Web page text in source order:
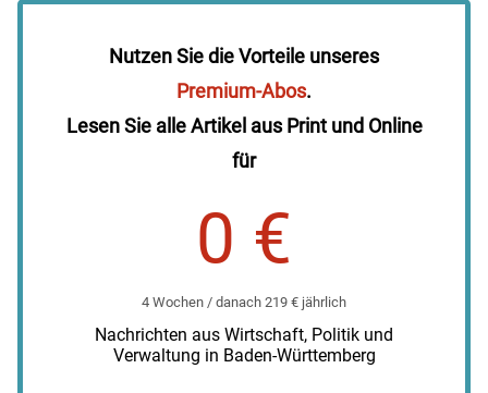
Nutzen Sie die Vorteile unseres
Premium-Abos.
Lesen Sie alle Artikel aus Print und Online
für
0 €
4 Wochen / danach 219 € jährlich
Nachrichten aus Wirtschaft, Politik und
Verwaltung in Baden-Württemberg